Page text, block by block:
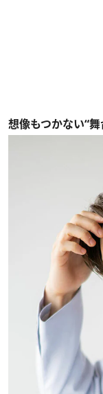
想像もつかない“